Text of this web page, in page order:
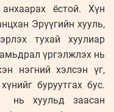
ёстой. Хүн
Эрүүгийн хууль,
тухай хуулиар
үргэлжлэх нь
нэгний хэлсэн үг,
буруутгах бус.
нь хуульд заасан